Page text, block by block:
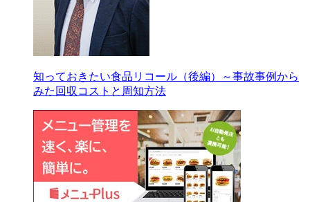
知っておきたい食品リコール（後編）～事故事例から
みた回収コストと周知方法